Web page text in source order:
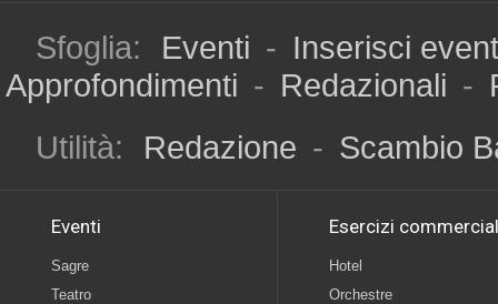
Sfoglia: Eventi - Inserisci
Approfondimenti - Redazionali -
Utilità:
Redazione - Scambio
Eventi
Sagre
Teatro
Esercizi
Hotel
Orchestre